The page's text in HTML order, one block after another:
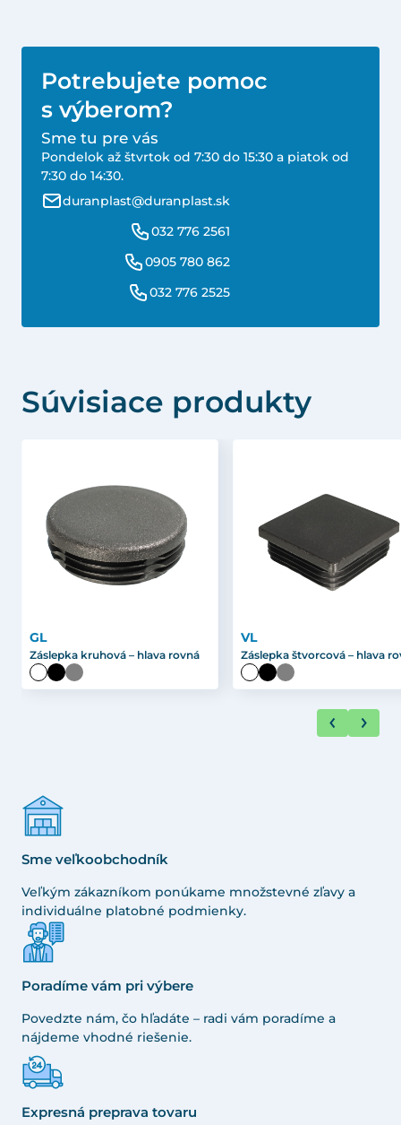
Potrebujete pomoc
s výberom?
Sme tu pre vás
Pondelok až štvrtok od 7:30 do 15:30 a piatok od
7:30 do 14:30.
duranplast@duranplast.sk
032 776 2561
0905 780 862
032 776 2525
Súvisiace produkty
GL
Záslepka kruhová – hlava rovná
VL
Záslepka štvorcová – hlava
Sme veľkoobchodník
Veľkým zákazníkom ponúkame množstevné zľavy a
individuálne platobné podmienky.
Poradíme vám pri výbere
Povedzte nám, čo hľadáte – radi vám poradíme a
nájdeme vhodné riešenie.
Expresná preprava tovaru